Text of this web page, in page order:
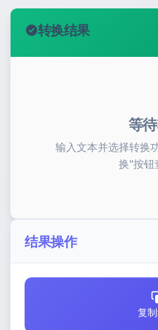
转换结果
等
输入文本并选择转换
换"按钮
结果操作
复